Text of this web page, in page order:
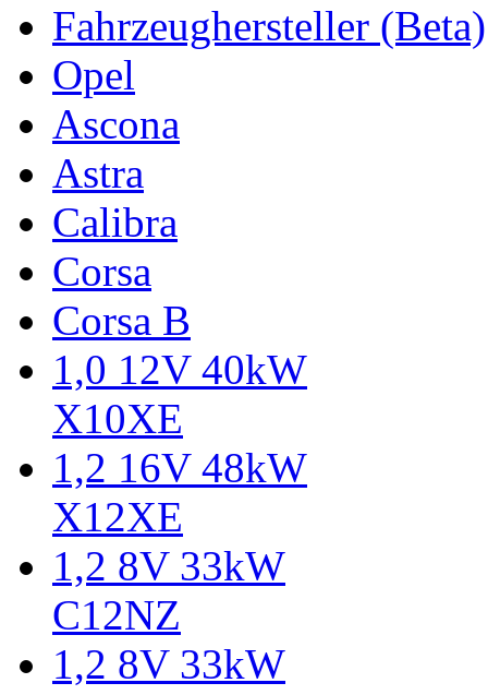
Fahrzeughersteller (Beta)
Opel
Ascona
Astra
Calibra
Corsa
Corsa B
1,0 12V 40kW
X10XE
1,2 16V 48kW
X12XE
1,2 8V 33kW
C12NZ
1,2 8V 33kW